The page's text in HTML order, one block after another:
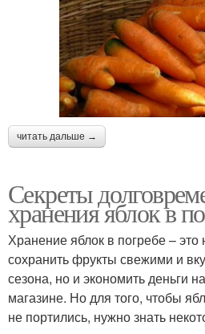
читать дальше →
Секреты
хранения яблок в
Хранение яблок в погребе – это
сохранить фрукты свежими и
сезона, но и экономить деньги
магазине. Но для того, чтобы
не портились, нужно знать